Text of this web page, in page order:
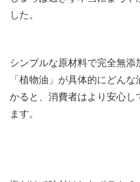
した。
シンプルな原材料で完全無
「植物油」が具体的にどん
かると、消費者はより安心し
ます。